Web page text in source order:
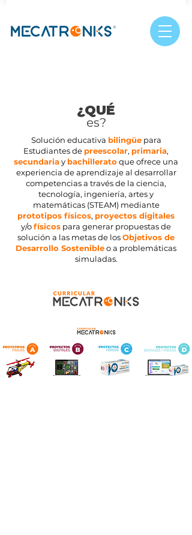
¿QUÉ
es?
Solución educativa bilingüepara
Estudiantes de preescolar, primaria,
secundariay bachillerato que ofrece una
experiencia de aprendizaje al desarrollar
competencias a través de la ciencia,
tecnología, ingeniería, artes y
matemáticas (STEAM) mediante
prototipos físicos, proyectos digitales
y/ofísicos para generar propuestas de
solución a las metas de losObjetivos de
Desarrollo Sostenibleo a problemáticas
simuladas.